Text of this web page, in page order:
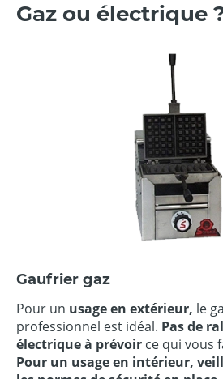
Gaz ou électrique
Gaufrier gaz
Pour un usage en extérieur, le
professionnel est idéal. Pas de
électrique à prévoir ce qui vous
Pour un usage en intérieur,